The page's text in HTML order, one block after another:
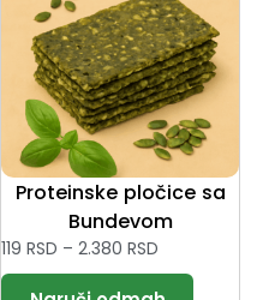
Proteinske pločice sa
Bundevom
119 RSD – 2.380 RSD